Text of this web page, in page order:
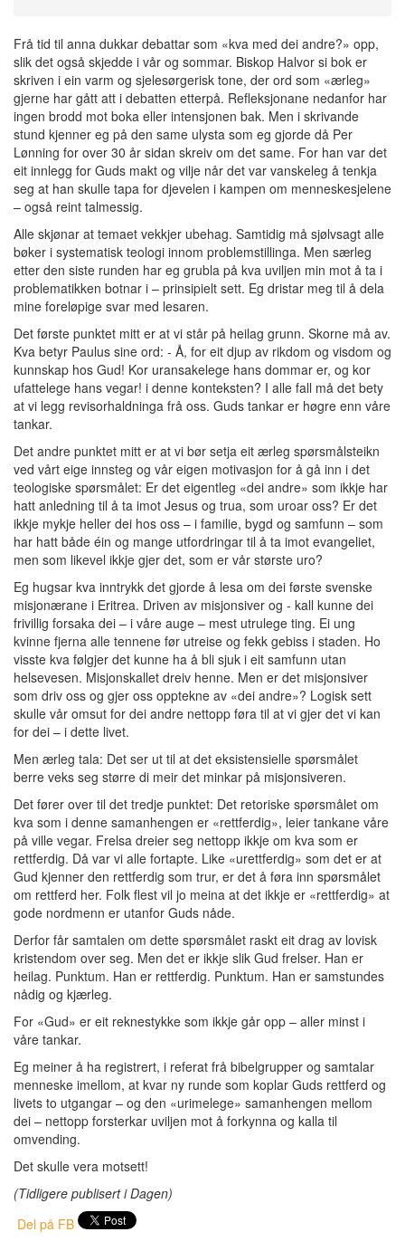
Frå tid til anna dukkar debattar som «kva med dei andre?» opp,
slik det også skjedde i vår og sommar. Biskop Halvor si bok er
skriven i ein varm og sjelesørgerisk tone, der ord som «ærleg»
gjerne har gått att i debatten etterpå. Refleksjonane nedanfor har
ingen brodd mot boka eller intensjonen bak. Men i skrivande
stund kjenner eg på den same ulysta som eg gjorde då Per
Lønning for over 30 år sidan skreiv om det same. For han var det
eit innlegg for Guds makt og vilje når det var vanskeleg å tenkja
seg at han skulle tapa for djevelen i kampen om menneskesjelene
– også reint talmessig.
Alle skjønar at temaet vekkjer ubehag. Samtidig må sjølvsagt alle
bøker i systematisk teologi innom problemstillinga. Men særleg
etter den siste runden har eg grubla på kva uviljen min mot å ta i
problematikken botnar i – prinsipielt sett. Eg dristar meg til å dela
mine foreløpige svar med lesaren.
Det første punktet mitt er at vi står på heilag grunn. Skorne må av.
Kva betyr Paulus sine ord: - Å, for eit djup av rikdom og visdom og
kunnskap hos Gud! Kor uransakelege hans dommar er, og kor
ufattelege hans vegar! i denne konteksten? I alle fall må det bety
at vi legg revisorhaldninga frå oss. Guds tankar er høgre enn våre
tankar.
Det andre punktet mitt er at vi bør setja eit ærleg spørsmålsteikn
ved vårt eige innsteg og vår eigen motivasjon for å gå inn i det
teologiske spørsmålet: Er det eigentleg «dei andre» som ikkje har
hatt anledning til å ta imot Jesus og trua, som uroar oss? Er det
ikkje mykje heller dei hos oss – i familie, bygd og samfunn – som
har hatt både éin og mange utfordringar til å ta imot evangeliet,
men som likevel ikkje gjer det, som er vår største uro?
Eg hugsar kva inntrykk det gjorde å lesa om dei første svenske
misjonærane i Eritrea. Driven av misjonsiver og - kall kunne dei
frivillig forsaka dei – i våre auge – mest utrulege ting. Ei ung
kvinne fjerna alle tennene før utreise og fekk gebiss i staden. Ho
visste kva følgjer det kunne ha å bli sjuk i eit samfunn utan
helsevesen. Misjonskallet dreiv henne. Men er det misjonsiver
som driv oss og gjer oss opptekne av «dei andre»? Logisk sett
skulle vår omsut for dei andre nettopp føra til at vi gjer det vi kan
for dei – i dette livet.
Men ærleg tala: Det ser ut til at det eksistensielle spørsmålet
berre veks seg større di meir det minkar på misjonsiveren.
Det fører over til det tredje punktet: Det retoriske spørsmålet om
kva som i denne samanhengen er «rettferdig», leier tankane våre
på ville vegar. Frelsa dreier seg nettopp ikkje om kva som er
rettferdig. Då var vi alle fortapte. Like «urettferdig» som det er at
Gud kjenner den rettferdig som trur, er det å føra inn spørsmålet
om rettferd her. Folk flest vil jo meina at det ikkje er «rettferdig» at
gode nordmenn er utanfor Guds nåde.
Derfor får samtalen om dette spørsmålet raskt eit drag av lovisk
kristendom over seg. Men det er ikkje slik Gud frelser. Han er
heilag. Punktum. Han er rettferdig. Punktum. Han er samstundes
nådig og kjærleg.
For «Gud» er eit reknestykke som ikkje går opp – aller minst i
våre tankar.
Eg meiner å ha registrert, i referat frå bibelgrupper og samtalar
menneske imellom, at kvar ny runde som koplar Guds rettferd og
livets to utgangar – og den «urimelege» samanhengen mellom
dei – nettopp forsterkar uviljen mot å forkynna og kalla til
omvending.
Det skulle vera motsett!
(Tidligere publisert i Dagen)
Del på FB